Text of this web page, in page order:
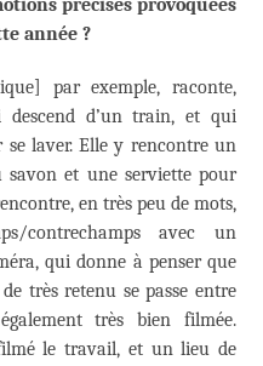
précises provoquées
année ?
par exemple, raconte,
descend d’un train, et qui
laver. Elle y rencontre un
et une serviette pour
en très peu de mots,
contrechamps avec un
qui donne à penser que
très retenu se passe entre
très bien filmée.
le travail, et un lieu de